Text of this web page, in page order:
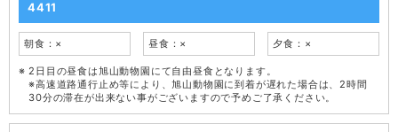
4411
朝食：× 昼食：× 夕食：×
2日目の昼食は旭山動物園にて自由昼食となります。
※高速道路通行止め等により、旭山動物園に到着が遅れた場合は、2時間
30分の滞在が出来ない事がございますので予めご了承ください。